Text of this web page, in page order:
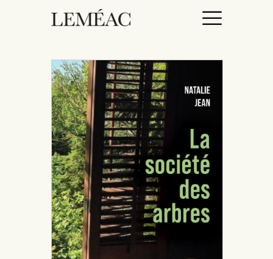
ACCUEIL
CATALOGUE
AUTEURICES
DROITS / RIGHTS
À PROPOS